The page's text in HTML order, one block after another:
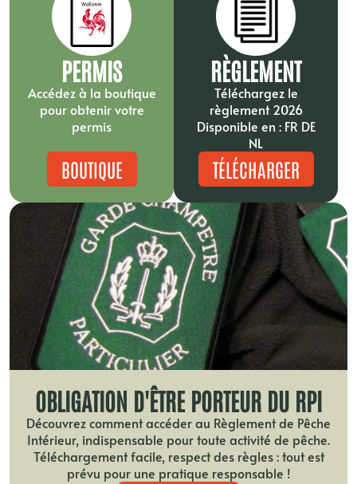
PERMIS
Accédez à la boutique
pour obtenir votre
permis
BOUTIQUE
RÈGLEMENT
Téléchargez le
règlement 2026
Disponible en : FR DE
NL
TÉLÉCHARGER
OBLIGATION D'ÊTRE PORTEUR DU RPI
Découvrez comment accéder au Règlement de Pêche
Intérieur, indispensable pour toute activité de pêche.
Téléchargement facile, respect des règles : tout est
prévu pour une pratique responsable !